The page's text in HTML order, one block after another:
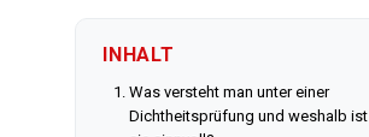
INHALT
Was versteht man unter einer
Dichtheitsprüfung und weshalb ist